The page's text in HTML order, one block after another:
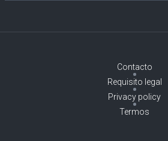
Contacto
Requisito legal
Privacy policy
Termos